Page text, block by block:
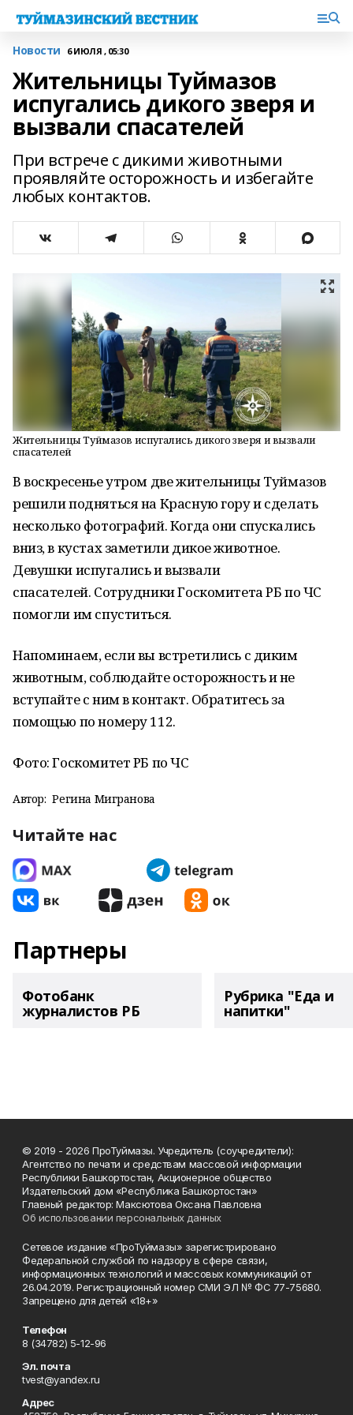
Новости 6 ИЮЛЯ , 05:30
Жительницы Туймазов
испугались дикого зверя и
вызвали спасателей
При встрече с дикими животными
проявляйте осторожность и избегайте
любых контактов.
Жительницы Туймазов испугались дикого зверя и вызвали
спасателей
В воскресенье утром две жительницы Туймазов
решили подняться на Красную гору и сделать
несколько фотографий. Когда они спускались
вниз, в кустах заметили дикое животное.
Девушки испугались и вызвали
спасателей. Сотрудники Госкомитета РБ по ЧС
помогли им спуститься.
Напоминаем, если вы встретились с диким
животным, соблюдайте осторожность и не
вступайте с ним в контакт. Обратитесь за
помощью по номеру 112.
Фото: Госкомитет РБ по ЧС
Автор: Регина Мигранова
Читайте нас
Партнеры
Фотобанк
журналистов РБ
Рубрика "Еда и
напитки"
© 2019 - 2026 ПроТуймазы. Учредитель (соучредители):
Агентство по печати и средствам массовой информации
Республики Башкортостан, Акционерное общество
Издательский дом «Республика Башкортостан»
Главный редактор: Максютова Оксана Павловна
Об использовании персональных данных
Сетевое издание «ПроТуймазы» зарегистрировано
Федеральной службой по надзору в сфере связи,
информационных технологий и массовых коммуникаций от
26.04.2019. Регистрационный номер СМИ ЭЛ № ФС 77-75680.
Запрещено для детей «18+»
Телефон
8 (34782) 5-12-96
Эл. почта
tvest@yandex.ru
Адрес